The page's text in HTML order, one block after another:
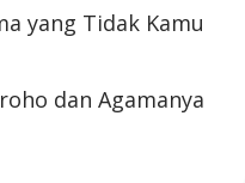
yang Tidak Kamu
dan Agamanya